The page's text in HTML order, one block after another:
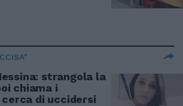
strangola la
chiama i
di uccidersi